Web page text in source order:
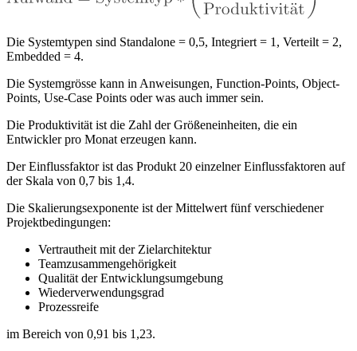
Die Systemtypen sind Standalone = 0,5, Integriert = 1, Verteilt = 2,
Embedded = 4.
Die Systemgrösse kann in Anweisungen, Function-Points, Object-
Points, Use-Case Points oder was auch immer sein.
Die Produktivität ist die Zahl der Größeneinheiten, die ein
Entwickler pro Monat erzeugen kann.
Der Einflussfaktor ist das Produkt 20 einzelner Einflussfaktoren auf
der Skala von 0,7 bis 1,4.
Die Skalierungsexponente ist der Mittelwert fünf verschiedener
Projektbedingungen:
Vertrautheit mit der Zielarchitektur
Teamzusammengehörigkeit
Qualität der Entwicklungsumgebung
Wiederverwendungsgrad
Prozessreife
im Bereich von 0,91 bis 1,23.